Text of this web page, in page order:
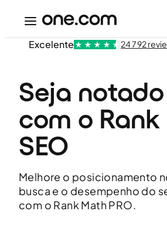
Excelente 24 792
Seja
com o
SEO
Melhore o posicionamento
busca e o desempenho do
com o Rank Math PRO.